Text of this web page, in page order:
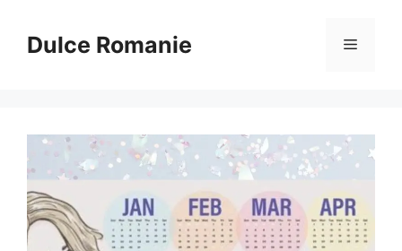
conținutDulce Romanie Meniu